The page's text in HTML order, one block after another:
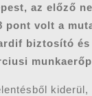
az előző
pont volt a
biztosító és
kiderül,